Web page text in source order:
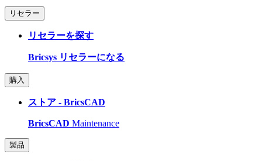
リセラー
リセラーを探す
Bricsys リセラーになる
購入
ストア - BricsCAD
BricsCAD Maintenance
製品